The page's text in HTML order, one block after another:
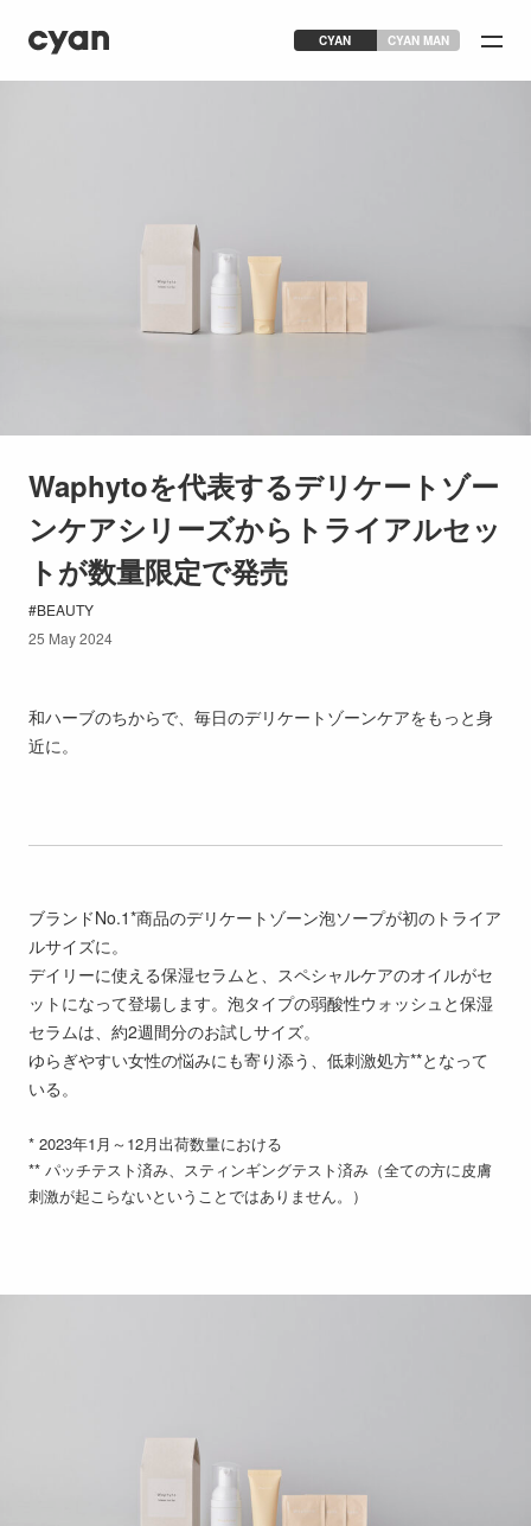
CYAN CYAN MAN
Waphytoを代表するデリケートゾー
ンケアシリーズからトライアルセッ
トが数量限定で発売
BEAUTY
25 May 2024
和ハーブのちからで、毎日のデリケートゾーンケアをもっと身
近に。
ブランドNo.1*商品のデリケートゾーン泡ソープが初のトライア
ルサイズに。
デイリーに使える保湿セラムと、スペシャルケアのオイルがセ
ットになって登場します。泡タイプの弱酸性ウォッシュと保湿
セラムは、約2週間分のお試しサイズ。
ゆらぎやすい女性の悩みにも寄り添う、低刺激処方**となって
いる。
* 2023年1月～12月出荷数量における
** パッチテスト済み、スティンギングテスト済み（全ての方に皮膚
刺激が起こらないということではありません。）